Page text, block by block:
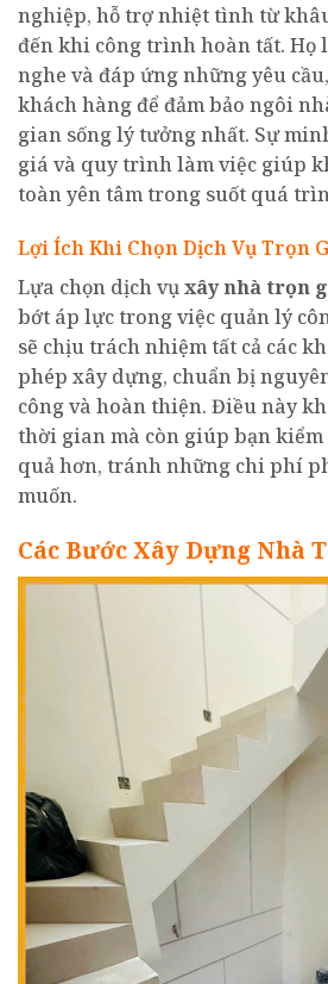
nghiệp, hỗ trợ nhiệt tình từ
đến khi công trình hoàn tất. Họ
nghe và đáp ứng những yêu
khách hàng để đảm bảo ngôi
gian sống lý tưởng nhất. Sự
giá và quy trình làm việc giúp
toàn yên tâm trong suốt quá
Lợi Ích Khi Chọn Dịch Vụ Trọn
Lựa chọn dịch vụxây nhà trọn
bớt áp lực trong việc quản lý
sẽ chịu trách nhiệm tất cả các
phép xây dựng, chuẩn bị
công và hoàn thiện. Điều này
thời gian mà còn giúp bạn
quả hơn, tránh những chi phí
muốn.
Các Bước Xây Dựng Nhà